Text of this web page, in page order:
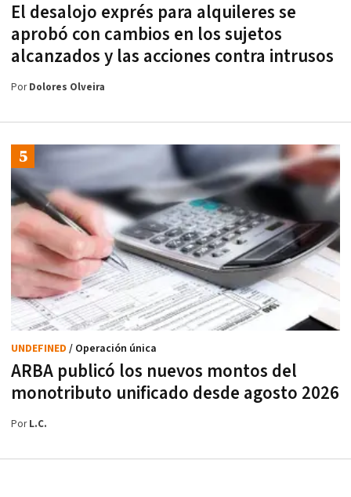
El desalojo exprés para alquileres se
aprobó con cambios en los sujetos
alcanzados y las acciones contra intrusos
PorDolores Olveira
ARBA publicó los nuevos montos del
monotributo unificado desde agosto 2026
UNDEFINED / Operación única
PorL.C.